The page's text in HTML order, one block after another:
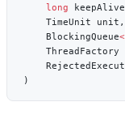
    long
    BlockingQueue
<